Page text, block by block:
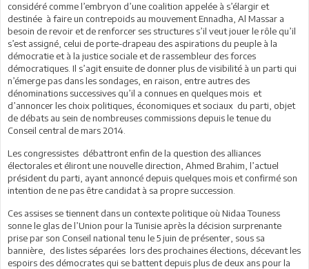
considéré comme l’embryon d’une coalition appelée à s’élargir et
destinée à faire un contrepoids au mouvement Ennadha, Al Massar a
besoin de revoir et de renforcer ses structures s’il veut jouer le rôle qu’il
s’est assigné, celui de porte-drapeau des aspirations du peuple à la
démocratie et à la justice sociale et de rassembleur des forces
démocratiques. Il s’agit ensuite de donner plus de visibilité à un parti qui
n’émerge pas dans les sondages, en raison, entre autres des
dénominations successives qu’il a connues en quelques mois et
d’annoncer les choix politiques, économiques et sociaux du parti, objet
de débats au sein de nombreuses commissions depuis le tenue du
Conseil central de mars 2014.
Les congressistes débattront enfin de la question des alliances
électorales et éliront une nouvelle direction, Ahmed Brahim, l’actuel
président du parti, ayant annoncé depuis quelques mois et confirmé son
intention de ne pas être candidat à sa propre succession.
Ces assises se tiennent dans un contexte politique où Nidaa Touness
sonne le glas de l’Union pour la Tunisie après la décision surprenante
prise par son Conseil national tenu le 5 juin de présenter, sous sa
bannière, des listes séparées lors des prochaines élections, décevant les
espoirs des démocrates qui se battent depuis plus de deux ans pour la